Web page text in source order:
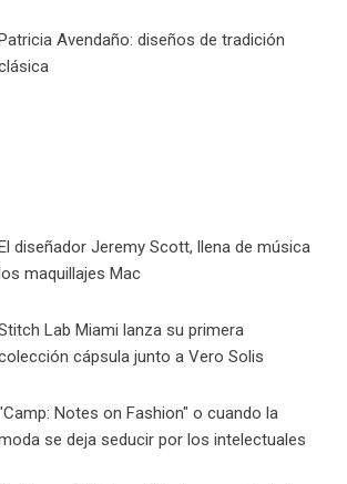
Avendaño: diseños de tradición
diseñador Jeremy Scott, llena de música
maquillajes Mac
Lab Miami lanza su primera
cápsula junto a Vero Solis
Notes on Fashion" o cuando la
se deja seducir por los intelectuales